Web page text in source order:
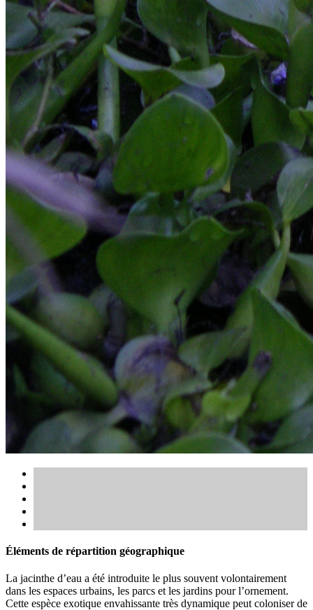
Éléments de répartition géographique
La jacinthe d’eau a été introduite le plus souvent volontairement
dans les espaces urbains, les parcs et les jardins pour l’ornement.
Cette espèce exotique envahissante très dynamique peut coloniser de